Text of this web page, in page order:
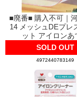
■廃番■ 購入不可｜
14 メッシュDEプレ
ット アイロンあ
SOLD OUT
4972440783149